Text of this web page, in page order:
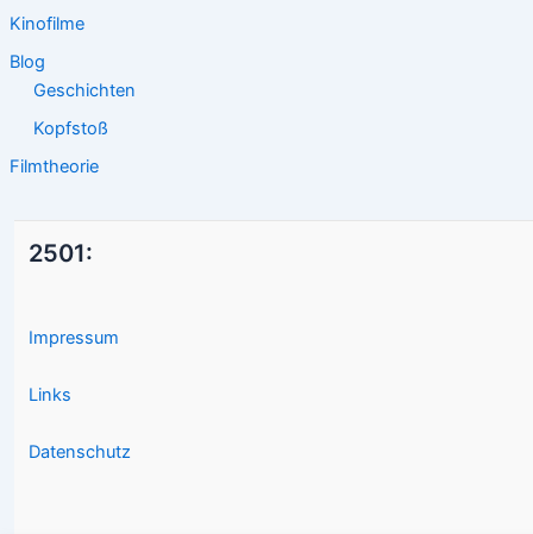
Kinofilme
Blog
Geschichten
Kopfstoß
Filmtheorie
2501:
Impressum
Links
Datenschutz